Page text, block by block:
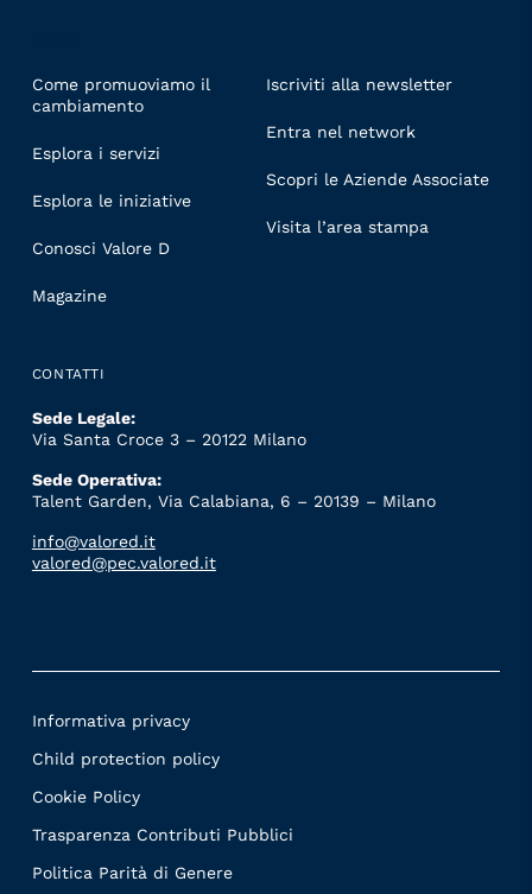
Come promuoviamo il
cambiamento
Esplora i servizi
Esplora le iniziative
Conosci Valore D
Magazine
Iscriviti alla newsletter
Entra nel network
Scopri le Aziende Associate
Visita l’area stampa
CONTATTI
Sede Legale:
Via Santa Croce 3 – 20122 Milano
Sede Operativa:
Talent Garden, Via Calabiana, 6 – 20139 – Milano
info@valored.it
valored@pec.valored.it
Informativa privacy
Child protection policy
Cookie Policy
Trasparenza Contributi Pubblici
Politica Parità di Genere